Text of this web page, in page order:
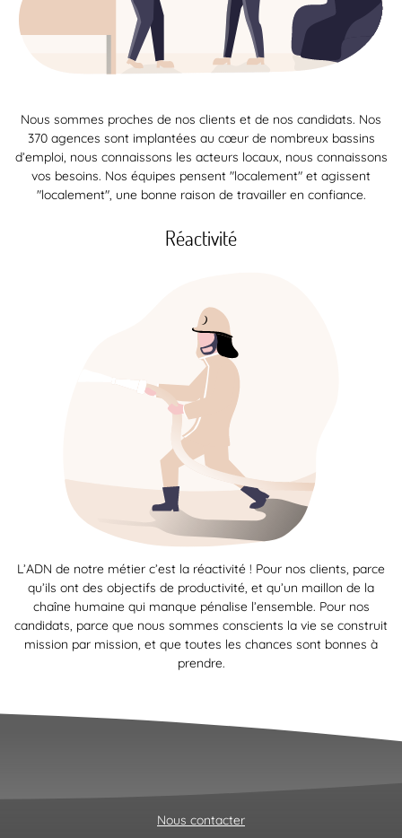
Nous sommes proches de nos clients et de nos candidats. Nos
370 agences sont implantées au cœur de nombreux bassins
d’emploi, nous connaissons les acteurs locaux, nous connaissons
vos besoins. Nos équipes pensent "localement" et agissent
"localement", une bonne raison de travailler en confiance.
Réactivité
L’ADN de notre métier c’est la réactivité ! Pour nos clients, parce
qu’ils ont des objectifs de productivité, et qu’un maillon de la
chaîne humaine qui manque pénalise l’ensemble. Pour nos
candidats, parce que nous sommes conscients la vie se construit
mission par mission, et que toutes les chances sont bonnes à
prendre.
Nous contacter